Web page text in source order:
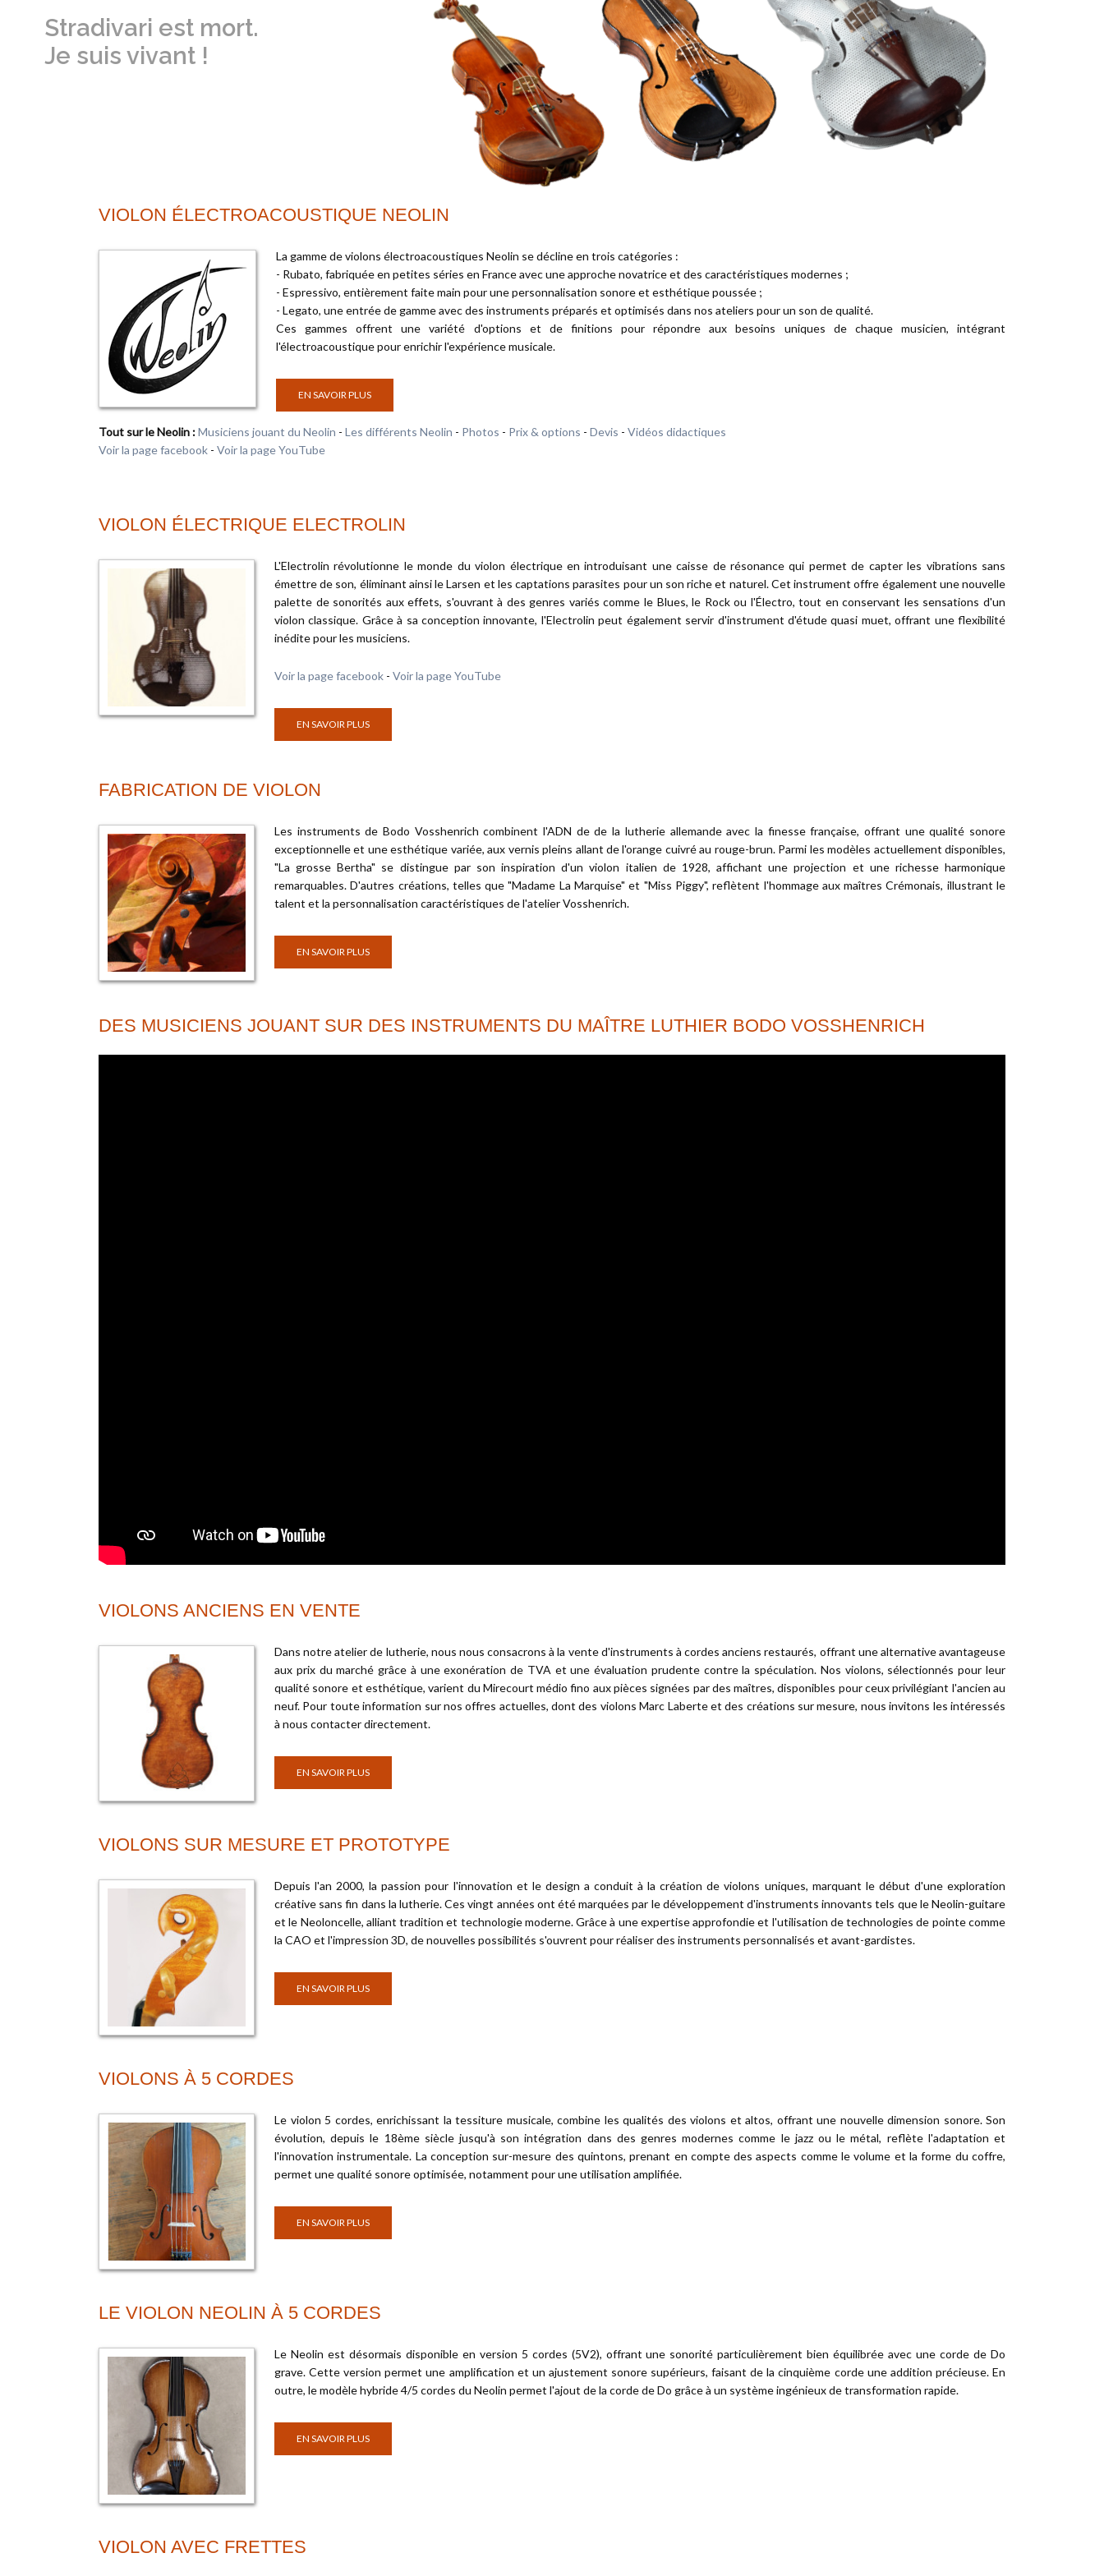
Stradivari est mort.
Je suis vivant !
VIOLON ÉLECTROACOUSTIQUE NEOLIN
La gamme de violons électroacoustiques Neolin se décline en trois catégories :
- Rubato, fabriquée en petites séries en France avec une approche novatrice et des caractéristiques modernes ;
- Espressivo, entièrement faite main pour une personnalisation sonore et esthétique poussée ;
- Legato, une entrée de gamme avec des instruments préparés et optimisés dans nos ateliers pour un son de qualité.
Ces gammes offrent une variété d'options et de finitions pour répondre aux besoins uniques de chaque musicien, intégrant
l'électroacoustique pour enrichir l'expérience musicale.
EN SAVOIR PLUS
Tout sur le Neolin :Musiciens jouant du Neolin - Les différents Neolin - Photos - Prix & options - Devis - Vidéos didactiques
Voir la page facebook - Voir la page YouTube
VIOLON ÉLECTRIQUE ELECTROLIN
L'Electrolin révolutionne le monde du violon électrique en introduisant une caisse de résonance qui permet de capter les vibrations sans
émettre de son, éliminant ainsi le Larsen et les captations parasites pour un son riche et naturel. Cet instrument offre également une nouvelle
palette de sonorités aux effets, s'ouvrant à des genres variés comme le Blues, le Rock ou l'Électro, tout en conservant les sensations d'un
violon classique. Grâce à sa conception innovante, l'Electrolin peut également servir d'instrument d'étude quasi muet, offrant une flexibilité
inédite pour les musiciens.
Voir la page facebook - Voir la page YouTube
EN SAVOIR PLUS
FABRICATION DE VIOLON
Les instruments de Bodo Vosshenrich combinent l'ADN de de la lutherie allemande avec la finesse française, offrant une qualité sonore
exceptionnelle et une esthétique variée, aux vernis pleins allant de l'orange cuivré au rouge-brun. Parmi les modèles actuellement disponibles,
"La grosse Bertha" se distingue par son inspiration d'un violon italien de 1928, affichant une projection et une richesse harmonique
remarquables. D'autres créations, telles que "Madame La Marquise" et "Miss Piggy", reflètent l'hommage aux maîtres Crémonais, illustrant le
talent et la personnalisation caractéristiques de l'atelier Vosshenrich.
EN SAVOIR PLUS
DES MUSICIENS JOUANT SUR DES INSTRUMENTS DU MAÎTRE LUTHIER BODO VOSSHENRICH
VIOLONS ANCIENS EN VENTE
Dans notre atelier de lutherie, nous nous consacrons à la vente d'instruments à cordes anciens restaurés, offrant une alternative avantageuse
aux prix du marché grâce à une exonération de TVA et une évaluation prudente contre la spéculation. Nos violons, sélectionnés pour leur
qualité sonore et esthétique, varient du Mirecourt médio fino aux pièces signées par des maîtres, disponibles pour ceux privilégiant l'ancien au
neuf. Pour toute information sur nos offres actuelles, dont des violons Marc Laberte et des créations sur mesure, nous invitons les intéressés
à nous contacter directement.
EN SAVOIR PLUS
VIOLONS SUR MESURE ET PROTOTYPE
Depuis l'an 2000, la passion pour l'innovation et le design a conduit à la création de violons uniques, marquant le début d'une exploration
créative sans fin dans la lutherie. Ces vingt années ont été marquées par le développement d'instruments innovants tels que le Neolin-guitare
et le Neoloncelle, alliant tradition et technologie moderne. Grâce à une expertise approfondie et l'utilisation de technologies de pointe comme
la CAO et l'impression 3D, de nouvelles possibilités s'ouvrent pour réaliser des instruments personnalisés et avant-gardistes.
EN SAVOIR PLUS
VIOLONS À 5 CORDES
Le violon 5 cordes, enrichissant la tessiture musicale, combine les qualités des violons et altos, offrant une nouvelle dimension sonore. Son
évolution, depuis le 18ème siècle jusqu'à son intégration dans des genres modernes comme le jazz ou le métal, reflète l'adaptation et
l'innovation instrumentale. La conception sur-mesure des quintons, prenant en compte des aspects comme le volume et la forme du coffre,
permet une qualité sonore optimisée, notamment pour une utilisation amplifiée.
EN SAVOIR PLUS
LE VIOLON NEOLIN À 5 CORDES
Le Neolin est désormais disponible en version 5 cordes (5V2), offrant une sonorité particulièrement bien équilibrée avec une corde de Do
grave. Cette version permet une amplification et un ajustement sonore supérieurs, faisant de la cinquième corde une addition précieuse. En
outre, le modèle hybride 4/5 cordes du Neolin permet l'ajout de la corde de Do grâce à un système ingénieux de transformation rapide.
EN SAVOIR PLUS
VIOLON AVEC FRETTES